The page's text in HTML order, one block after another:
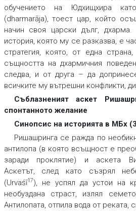
обучението на Юдхищхира
(dharmarāja), тоест цар, който
начин своя царски дълг,
история, която му се разказва, е
стратегия, която, от една
същността на дхармичния
следва, и от друга – да
всичките му вътрешни конфликти,
Съблазненият аскет
спонтанното желание
Синопсис на историята в МБх
Ришашринга се ражда по
антилопа (в която всъщност е
заради проклятие) и аскета
Аскетът, след като съзрял
(Urvaśī17), не успял да устои на
необуздана страст, излял
Антилопата, отпила вода от реката,